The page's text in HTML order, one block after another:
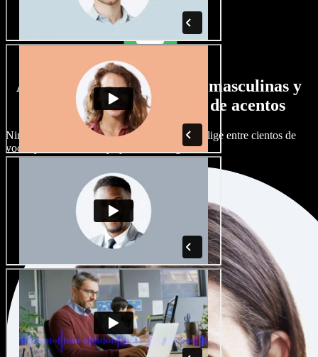
Amplia selección de voces masculinas y
femeninas con todo tipo de acentos
Ningún proyecto tiene por qué sonar igual. Elige entre cientos de
voces y acentos de IA y ajústalos a tu gusto.